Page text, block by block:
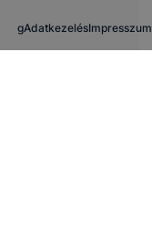
gAdatkezelésImpresszum